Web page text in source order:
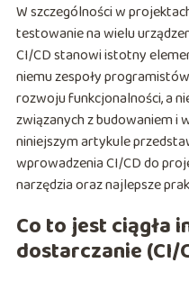
W szczególności w
testowanie na wielu
CI/CD stanowi istotny
niemu zespoły
rozwoju funkcjonalności, a
związanych z budowaniem i
niniejszym artykule
wprowadzenia CI/CD do
narzędzia oraz najlepsze
Co to jest ciągła
dostarczanie (CI/